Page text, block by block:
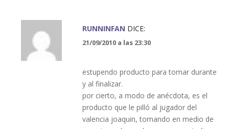
RUNNINFAN DICE:
21/09/2010 a las 23:30
estupendo producto para tomar durante
y al finalizar.
por cierto, a modo de anécdota, es el
producto que le pilló al jugador del
valencia joaquin, tomando en medio de